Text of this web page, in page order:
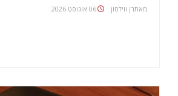
מאת 06 אוגוסט 2026